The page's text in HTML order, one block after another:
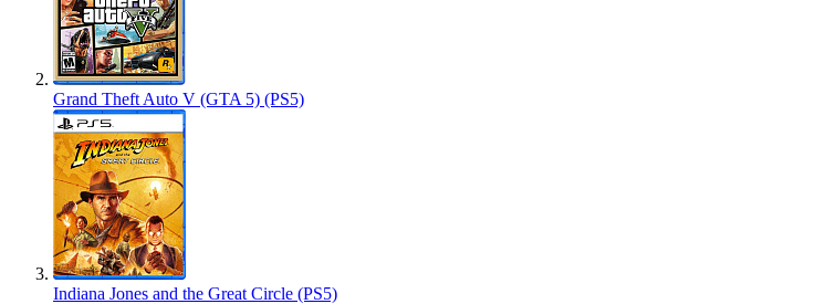
Grand Theft Auto V (GTA 5) (PS5)
Indiana Jones and the Great Circle (PS5)